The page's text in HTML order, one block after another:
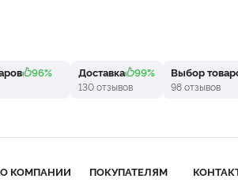
96% Доставка 99%
130 отзывов
Выбор
98 отзывов
О КОМПАНИИ ПОКУПАТЕЛЯМ